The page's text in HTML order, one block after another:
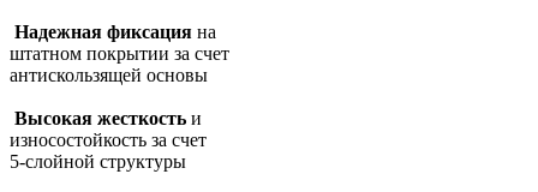
Надежная фиксация на
штатном покрытии за счет
антискользящей основы
Высокая жесткость и
износостойкость за счет
5-слойной структуры